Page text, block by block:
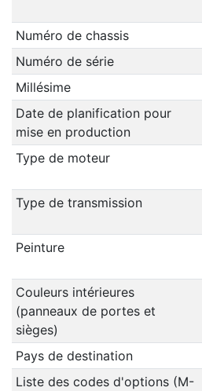
Numéro de chassis
Numéro de série
Millésime
Date de planification pour
mise en production
Type de moteur
Type de transmission
Peinture
Couleurs intérieures
(panneaux de portes et
sièges)
Pays de destination
Liste des codes d'options (M-